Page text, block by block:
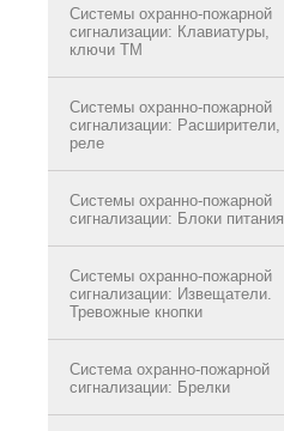
Системы охранно-пожарной
сигнализации: Клавиатуры,
ключи ТМ
Системы охранно-пожарной
сигнализации: Расширители,
реле
Системы охранно-пожарной
сигнализации: Блоки питания
Системы охранно-пожарной
сигнализации: Извещатели.
Тревожные кнопки
Система охранно-пожарной
сигнализации: Брелки